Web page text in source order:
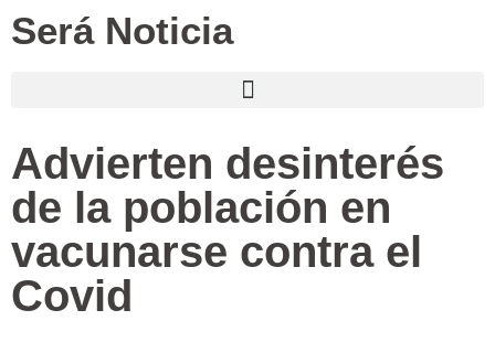
Será Noticia
Advierten desinterés
de la población en
vacunarse contra el
Covid